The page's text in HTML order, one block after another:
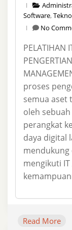
Software,
No
PELATIHAN
proses
semua aset
oleh
perangkat
daya digital
mendukung
mengikuti
Read More